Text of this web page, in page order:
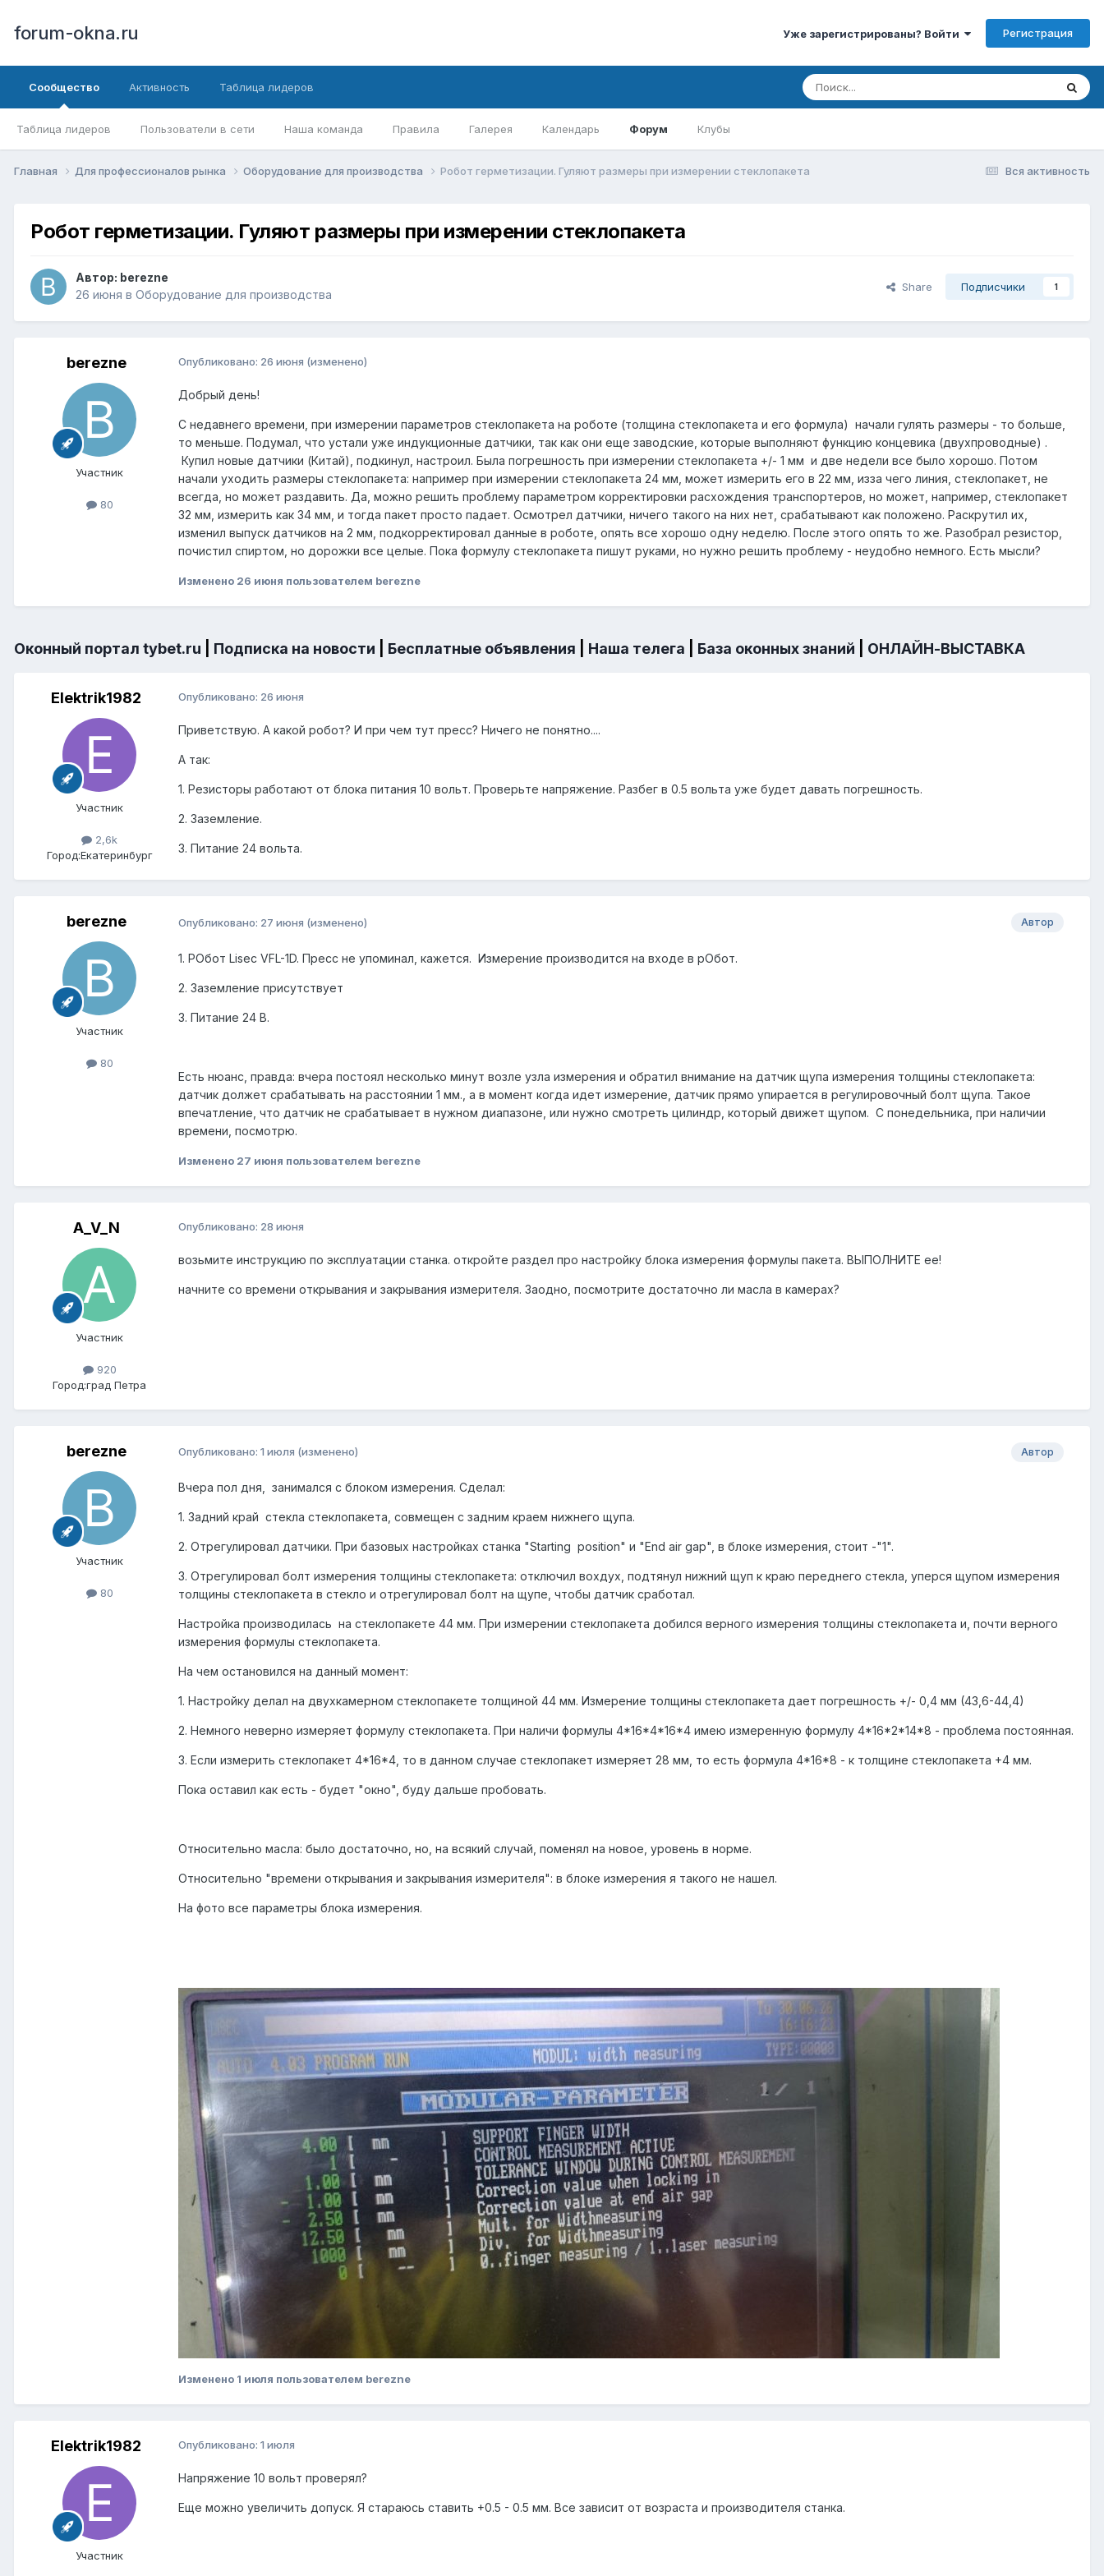
forum-okna.ru Уже зарегистрированы? Войти Регистрация
Сообщество
Таблица лидеров Пользователи в сети Наша команда Правила Галерея Календарь Форум Клубы
Активность Таблица лидеров
Вся активность
Главная Для профессионалов рынка Оборудование для производства Робот герметизации. Гуляют размеры при измерении стеклопакета
Робот герметизации. Гуляют размеры при измерении стеклопакета
Автор: berezne
26 июня в Оборудование для производства
Share Подписчики 1
berezne
Участник
80
Опубликовано: 26 июня (изменено)
Добрый день!
С недавнего времени, при измерении параметров стеклопакета на роботе (толщина стеклопакета и его формула) начали гулять размеры - то больше,
то меньше. Подумал, что устали уже индукционные датчики, так как они еще заводские, которые выполняют функцию концевика (двухпроводные) .
Купил новые датчики (Китай), подкинул, настроил. Была погрешность при измерении стеклопакета +/- 1 мм и две недели все было хорошо. Потом
начали уходить размеры стеклопакета: например при измерении стеклопакета 24 мм, может измерить его в 22 мм, изза чего линия, стеклопакет, не
всегда, но может раздавить. Да, можно решить проблему параметром корректировки расхождения транспортеров, но может, например, стеклопакет
32 мм, измерить как 34 мм, и тогда пакет просто падает. Осмотрел датчики, ничего такого на них нет, срабатывают как положено. Раскрутил их,
изменил выпуск датчиков на 2 мм, подкорректировал данные в роботе, опять все хорошо одну неделю. После этого опять то же. Разобрал резистор,
почистил спиртом, но дорожки все целые. Пока формулу стеклопакета пишут руками, но нужно решить проблему - неудобно немного. Есть мысли?
Изменено 26 июня пользователем berezne
Оконный портал tybet.ru Подписка на новости Бесплатные объявления Наша телега База оконных знаний ОНЛАЙН-ВЫСТАВКА
Elektrik1982
Участник
2,6k
Город:Екатеринбург
Опубликовано: 26 июня
Приветствую. А какой робот? И при чем тут пресс? Ничего не понятно....
А так:
1. Резисторы работают от блока питания 10 вольт. Проверьте напряжение. Разбег в 0.5 вольта уже будет давать погрешность.
2. Заземление.
3. Питание 24 вольта.
berezne
Участник
80
Автор
Опубликовано: 27 июня (изменено)
1. РОбот Lisec VFL-1D. Пресс не упоминал, кажется. Измерение производится на входе в рОбот.
2. Заземление присутствует
3. Питание 24 В.
Есть нюанс, правда: вчера постоял несколько минут возле узла измерения и обратил внимание на датчик щупа измерения толщины стеклопакета:
датчик должет срабатывать на расстоянии 1 мм., а в момент когда идет измерение, датчик прямо упирается в регулировочный болт щупа. Такое
впечатление, что датчик не срабатывает в нужном диапазоне, или нужно смотреть цилиндр, который движет щупом. С понедельника, при наличии
времени, посмотрю.
Изменено 27 июня пользователем berezne
A_V_N
Участник
920
Город:град Петра
Опубликовано: 28 июня
возьмите инструкцию по эксплуатации станка. откройте раздел про настройку блока измерения формулы пакета. ВЫПОЛНИТЕ ее!
начните со времени открывания и закрывания измерителя. Заодно, посмотрите достаточно ли масла в камерах?
berezne
Участник
80
Автор
Опубликовано: 1 июля (изменено)
Вчера пол дня, занимался с блоком измерения. Сделал:
1. Задний край стекла стеклопакета, совмещен с задним краем нижнего щупа.
2. Отрегулировал датчики. При базовых настройках станка "Starting position" и "End air gap", в блоке измерения, стоит -"1".
3. Отрегулировал болт измерения толщины стеклопакета: отключил вохдух, подтянул нижний щуп к краю переднего стекла, уперся щупом измерения
толщины стеклопакета в стекло и отрегулировал болт на щупе, чтобы датчик сработал.
Настройка производилась на стеклопакете 44 мм. При измерении стеклопакета добился верного измерения толщины стеклопакета и, почти верного
измерения формулы стеклопакета.
На чем остановился на данный момент:
1. Настройку делал на двухкамерном стеклопакете толщиной 44 мм. Измерение толщины стеклопакета дает погрешность +/- 0,4 мм (43,6-44,4)
2. Немного неверно измеряет формулу стеклопакета. При наличи формулы 4*16*4*16*4 имею измеренную формулу 4*16*2*14*8 - проблема постоянная.
3. Если измерить стеклопакет 4*16*4, то в данном случае стеклопакет измеряет 28 мм, то есть формула 4*16*8 - к толщине стеклопакета +4 мм.
Пока оставил как есть - будет "окно", буду дальше пробовать.
Относительно масла: было достаточно, но, на всякий случай, поменял на новое, уровень в норме.
Относительно "времени открывания и закрывания измерителя": в блоке измерения я такого не нашел.
На фото все параметры блока измерения.
Изменено 1 июля пользователем berezne
Elektrik1982
Участник
Опубликовано: 1 июля
Напряжение 10 вольт проверял?
Еще можно увеличить допуск. Я стараюсь ставить +0.5 - 0.5 мм. Все зависит от возраста и производителя станка.